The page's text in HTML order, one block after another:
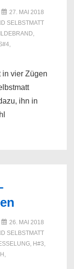
27. MAI 2018
SELBSTMATT
,
,
in vier Zügen
ihn in
26. MAI 2018
SELBSTMATT
, H#3,
,